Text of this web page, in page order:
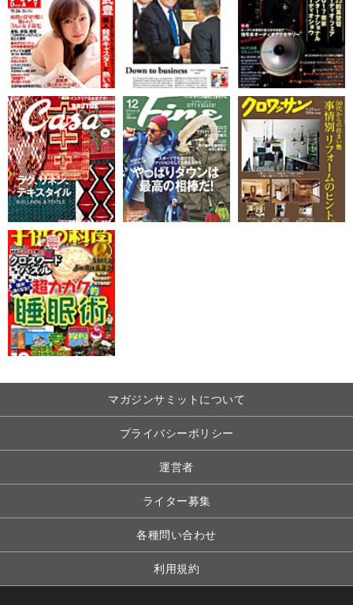
マガジンサミットについて
プライバシーポリシー
運営者
ライター募集
各種問い合わせ
利用規約